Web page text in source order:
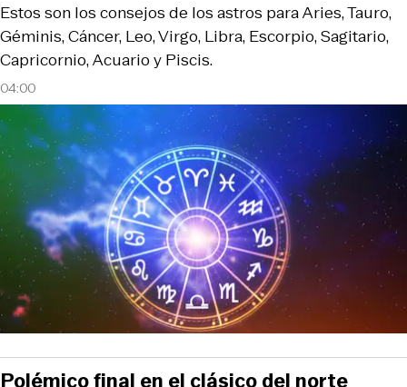
04:00
Estos son los consejos de los astros para Aries, Tauro,
Géminis, Cáncer, Leo, Virgo, Libra, Escorpio, Sagitario,
Capricornio, Acuario y Piscis.
Polémico final en el clásico del norte